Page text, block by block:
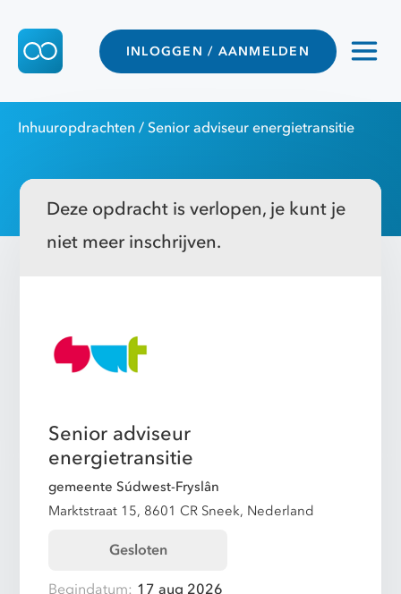
INLOGGEN / AANMELDEN
Inhuuropdrachten / Senior adviseur energietransitie
Deze opdracht is verlopen, je kunt je
niet meer inschrijven.
Senior adviseur
energietransitie
gemeente Súdwest-Fryslân
Marktstraat 15, 8601 CR Sneek, Nederland
Gesloten
Begindatum: 17 aug 2026